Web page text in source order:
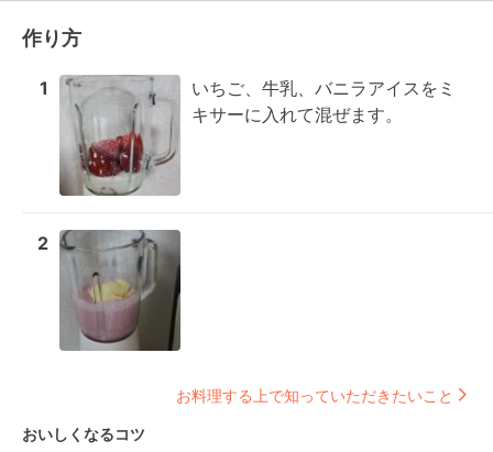
作り方
1
いちご、牛乳、バニラアイスをミ
キサーに入れて混ぜます。
2
お料理する上で知っていただきたいこと
おいしくなるコツ